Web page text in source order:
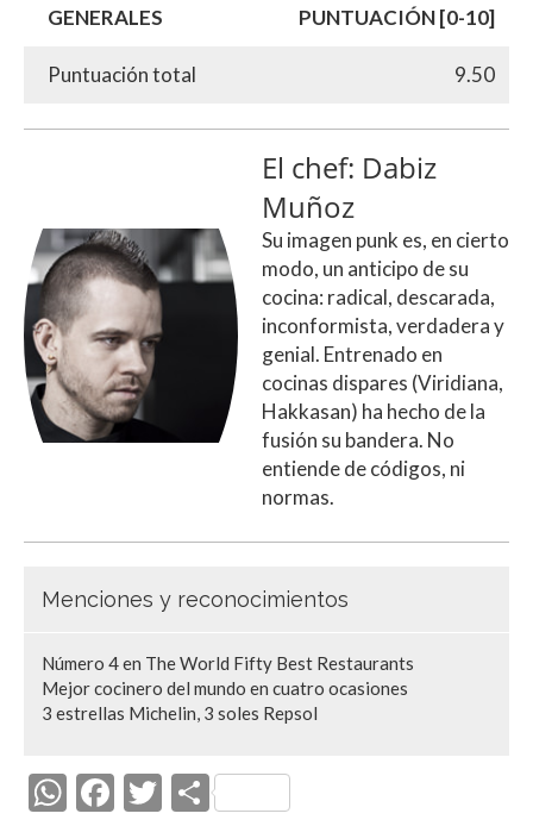
GENERALES PUNTUACIÓN [0-10]
Puntuación total 9.50
El chef: Dabiz
Muñoz
Su imagen punk es, en cierto
modo, un anticipo de su
cocina: radical, descarada,
inconformista, verdadera y
genial. Entrenado en
cocinas dispares (Viridiana,
Hakkasan) ha hecho de la
fusión su bandera. No
entiende de códigos, ni
normas.
Menciones y reconocimientos
Número 4 en The World Fifty Best Restaurants
Mejor cocinero del mundo en cuatro ocasiones
3 estrellas Michelin, 3 soles Repsol
W F
T C